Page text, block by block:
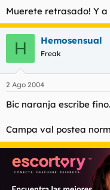
Muerete retrasado! Y
H Hemosensual
Freak
2 Ago 2004
Bic naranja escribe
Campa val postea